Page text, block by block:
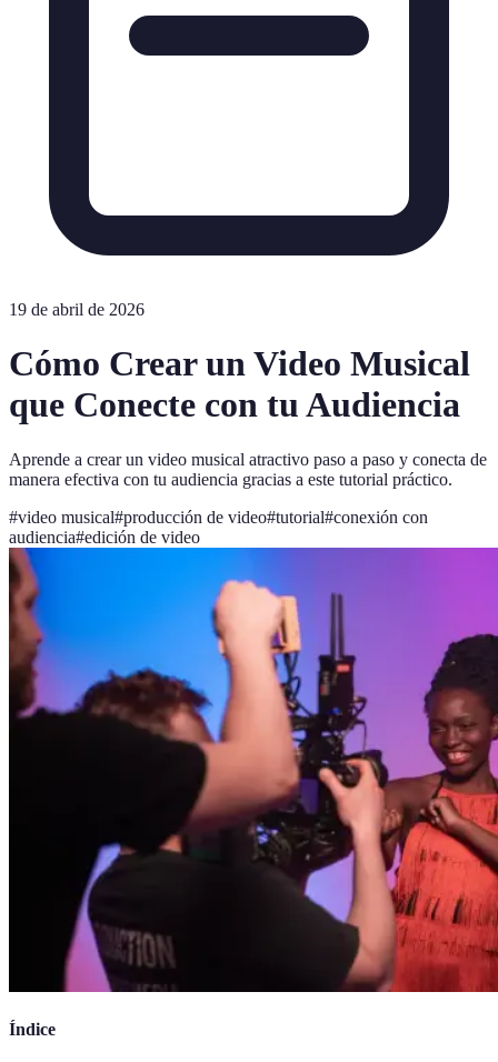
19 de abril de 2026
Cómo Crear un Video Musical
que Conecte con tu Audiencia
Aprende a crear un video musical atractivo paso a paso y conecta de
manera efectiva con tu audiencia gracias a este tutorial práctico.
#video musical#producción de video#tutorial#conexión con
audiencia#edición de video
Índice